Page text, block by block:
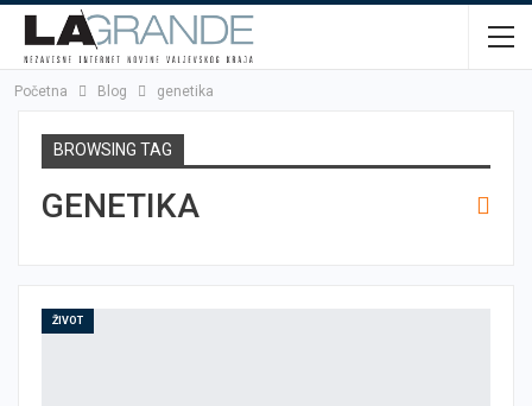
Početna Blog genetika
BROWSING TAG
GENETIKA
ŽIVOT